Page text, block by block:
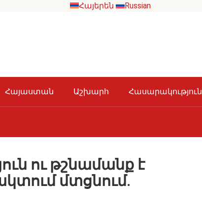
Հայերեն Russian
Հայաստան Աշխարհ Հասարակություն
ու թշնամանք է
մտցնում.